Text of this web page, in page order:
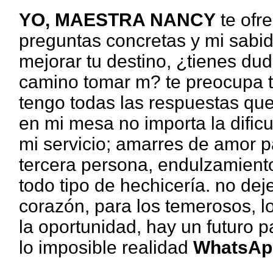
YO, MAESTRA NANCYte
preguntas concretas y mi
mejorar tu destino, ¿tienes
camino tomar m? te preocupa
tengo todas las respuestas
en mi mesa no importa la
mi servicio; amarres de amor
tercera persona,
todo tipo de hechicería. no
corazón, para los temerosos,
la oportunidad, hay un futuro
lo imposible realidad